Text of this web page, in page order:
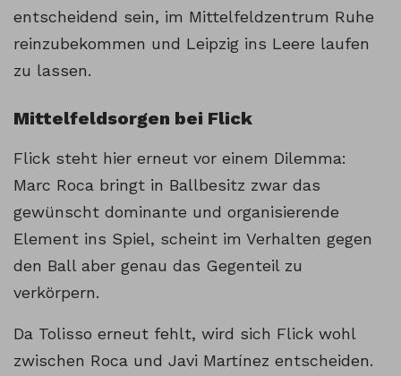
entscheidend sein, im Mittelfeldzentrum Ruhe
reinzubekommen und Leipzig ins Leere laufen
zu lassen.
Mittelfeldsorgen bei Flick
Flick steht hier erneut vor einem Dilemma:
Marc Roca bringt in Ballbesitz zwar das
gewünscht dominante und organisierende
Element ins Spiel, scheint im Verhalten gegen
den Ball aber genau das Gegenteil zu
verkörpern.
Da Tolisso erneut fehlt, wird sich Flick wohl
zwischen Roca und Javi Martínez entscheiden.